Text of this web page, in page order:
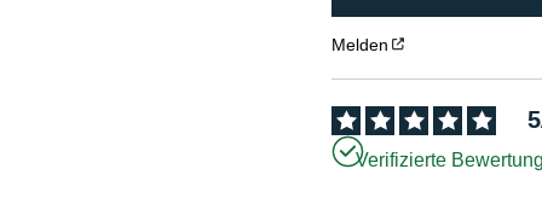
Melden
5
Verifizierte